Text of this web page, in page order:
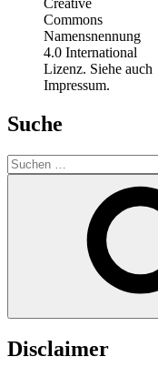
Creative
Commons
Namensnennung
4.0 International
Lizenz. Siehe auch
Impressum.
Suche
Suchen
nach:
Disclaimer